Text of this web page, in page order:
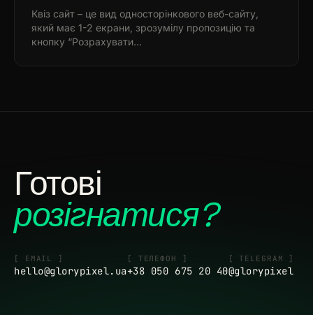
Квіз сайт – це вид односторінкового веб-сайту,
який має 1-2 екрани, зрозумілу пропозицію та
кнопку “Розрахувати…
Готові
розігнатися?
[ EMAIL ]
hello@glorypixel.ua
[ ТЕЛЕФОН ]
+38 050 675 20 40
[ TELEGRAM ]
@glorypixel